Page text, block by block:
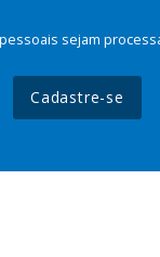
sejam
Cadastre-se